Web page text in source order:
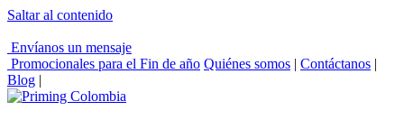
Saltar al contenido
Envíanos un mensaje
Promocionales para el Fin de año Quiénes somos | Contáctanos |
Blog |